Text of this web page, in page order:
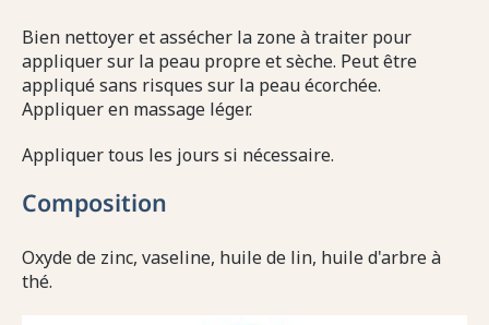
Bien nettoyer et assécher la zone à traiter pour
appliquer sur la peau propre et sèche. Peut être
appliqué sans risques sur la peau écorchée.
Appliquer en massage léger.
Appliquer tous les jours si nécessaire.
Composition
Oxyde de zinc, vaseline, huile de lin, huile d'arbre à
thé.